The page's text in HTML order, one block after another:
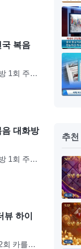
복음
1회 주님
대화방
1회 주님
하이
회 카를로
추천